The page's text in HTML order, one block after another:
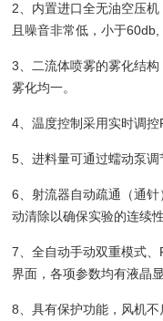
2、内置进口全无油空压机
且噪音非常低，小于
3、二流体喷雾的雾化结
雾化均一。
4、温度控制采用实时调控
5、进料量可通过蠕动泵调
6、射流器自动疏通（通
动清除以确保实验的连续性.
7、全自动手动双重模式
界面，各项参数均有液晶显
8、具有保护功能，风机不